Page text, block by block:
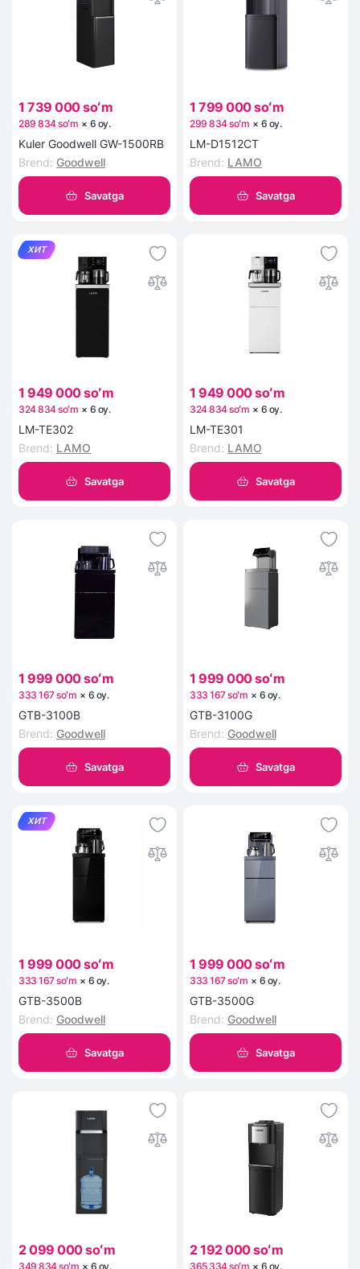
1 739 000 soʻm
289 834 soʻm × 6 oy.
Kuler Goodwell GW-1500RB
Brend: Goodwell
Savatga
1 799 000 soʻm
299 834 soʻm × 6 oy.
LM-D1512CT
Brend: LAMO
Savatga
ХИТ
1 949 000 soʻm
324 834 soʻm × 6 oy.
LM-TE302
Brend: LAMO
Savatga
1 949 000 soʻm
324 834 soʻm × 6 oy.
LM-TE301
Brend: LAMO
Savatga
1 999 000 soʻm
333 167 soʻm × 6 oy.
GTB-3100B
Brend: Goodwell
Savatga
1 999 000 soʻm
333 167 soʻm × 6 oy.
GTB-3100G
Brend: Goodwell
Savatga
ХИТ
1 999 000 soʻm
333 167 soʻm × 6 oy.
GTB-3500B
Brend: Goodwell
Savatga
1 999 000 soʻm
333 167 soʻm × 6 oy.
GTB-3500G
Brend: Goodwell
Savatga
2 099 000 soʻm
349 834 soʻm × 6 oy.
2 192 000 soʻm
365 334 soʻm × 6 oy.